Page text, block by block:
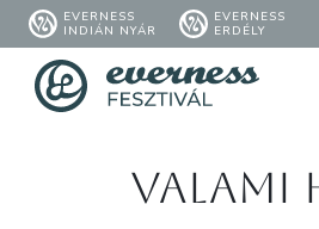
EVERNESS
INDIÁN NYÁR
EVERNESS
ERDÉLY
Valami